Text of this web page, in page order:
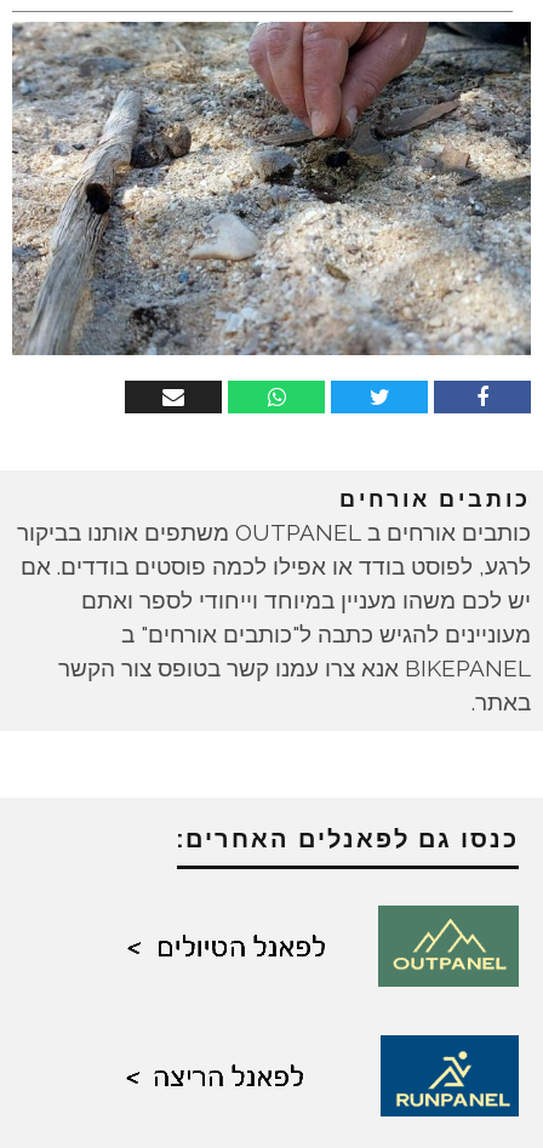
כותבים אורחים
כותבים אורחים ב OUTPANEL משתפים אותנו בביקור
לרגע, לפוסט בודד או אפילו לכמה פוסטים בודדים. אם
יש לכם משהו מעניין במיוחד וייחודי לספר ואתם
מעוניינים להגיש כתבה ל"כותבים אורחים" ב
BIKEPANEL אנא צרו עמנו קשר בטופס צור הקשר
באתר.
כנסו גם לפאנלים האחרים: